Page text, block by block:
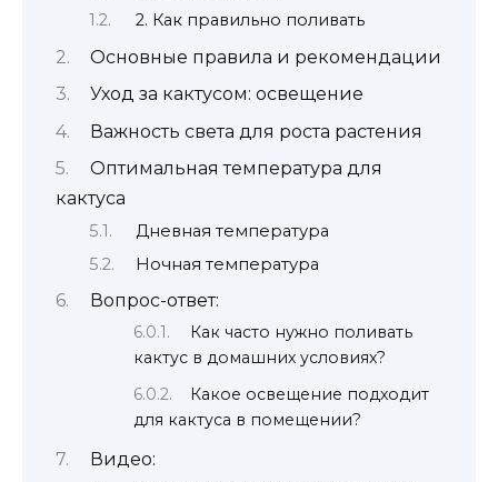
2. Как правильно поливать
Основные правила и рекомендации
Уход за кактусом: освещение
Важность света для роста растения
Оптимальная температура для
кактуса
Дневная температура
Ночная температура
Вопрос-ответ:
Как часто нужно поливать
кактус в домашних условиях?
Какое освещение подходит
для кактуса в помещении?
Видео: